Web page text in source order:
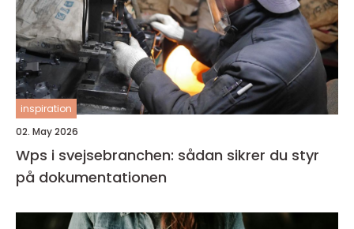
inspiration
02. May 2026
Wps i svejsebranchen: sådan sikrer du styr
på dokumentationen